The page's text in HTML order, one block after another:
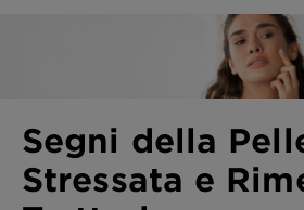
Segni della
Stressata e